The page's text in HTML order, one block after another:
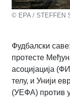
© EPA / STEFFEN
Фудбалски
протесте
асоцијација
телу, и Унији
(УЕФА) против